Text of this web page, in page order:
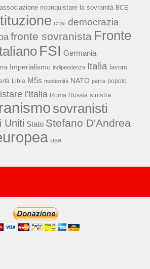
associazione riconquistare la sovranità BCE
crisi democrazia
fronte sovranista Fronte
FSI Germania
Imperialismo indipendenza Italia lavoro
Libia M5s modernità NATO patria popolo
l'Italia Roma Russia sinistra
sovranisti
Uniti Stato Stefano D'Andrea
usa